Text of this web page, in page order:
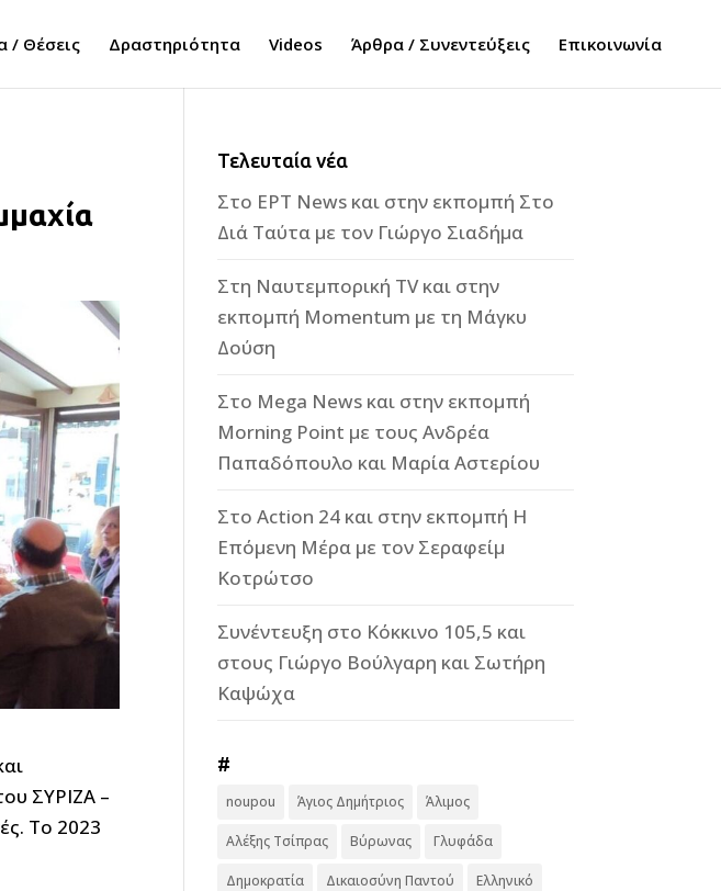
/ Θέσεις Δραστηριότητα Videos Άρθρα / Συνεντεύξεις Επικοινωνία
ΣΥΡΙΖΑ –
Το 2023
Τελευταία νέα
Στο ΕΡΤ News και στην εκπομπή Στο
Διά Ταύτα με τον Γιώργο Σιαδήμα
Στη Ναυτεμπορική TV και στην
εκπομπή Momentum με τη Μάγκυ
Δούση
Στο Mega News και στην εκπομπή
Morning Point με τους Ανδρέα
Παπαδόπουλο και Μαρία Αστερίου
Στο Action 24 και στην εκπομπή Η
Επόμενη Μέρα με τον Σεραφείμ
Κοτρώτσο
Συνέντευξη στο Κόκκινο 105,5 και
στους Γιώργο Βούλγαρη και Σωτήρη
Καψώχα
#
noupou Άγιος Δημήτριος Άλιμος
Αλέξης Τσίπρας Βύρωνας Γλυφάδα
Δημοκρατία Δικαιοσύνη Παντού Ελληνικό